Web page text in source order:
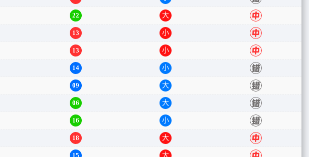
18 小 错
22 大 中
13 小 中
13 小 中
14 小 错
09 大 错
06 大 错
16 小 错
18 大 中